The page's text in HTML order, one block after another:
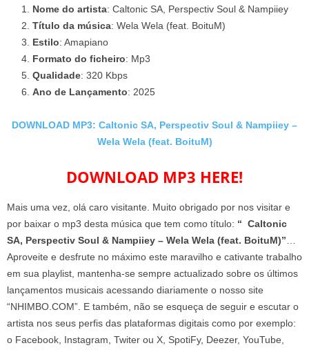
Nome do artista: Caltonic SA, Perspectiv Soul & Nampiiey
Título da música: Wela Wela (feat. BoituM)
Estilo: Amapiano
Formato do ficheiro: Mp3
Qualidade: 320 Kbps
Ano de Lançamento: 2025
DOWNLOAD MP3: Caltonic SA, Perspectiv Soul & Nampiiey –
Wela Wela (feat. BoituM)
DOWNLOAD MP3 HERE!
Mais uma vez, olá caro visitante. Muito obrigado por nos visitar e
por baixar o mp3 desta música que tem como título: “ Caltonic
SA, Perspectiv Soul & Nampiiey – Wela Wela (feat. BoituM)”
Aproveite e desfrute no máximo este maravilho e cativante trabalho
em sua playlist, mantenha-se sempre actualizado sobre os últimos
lançamentos musicais acessando diariamente o nosso site
“NHIMBO.COM”. E também, não se esqueça de seguir e escutar o
artista nos seus perfis das plataformas digitais como por exemplo:
o Facebook, Instagram, Twiter ou X, SpotiFy, Deezer, YouTube,